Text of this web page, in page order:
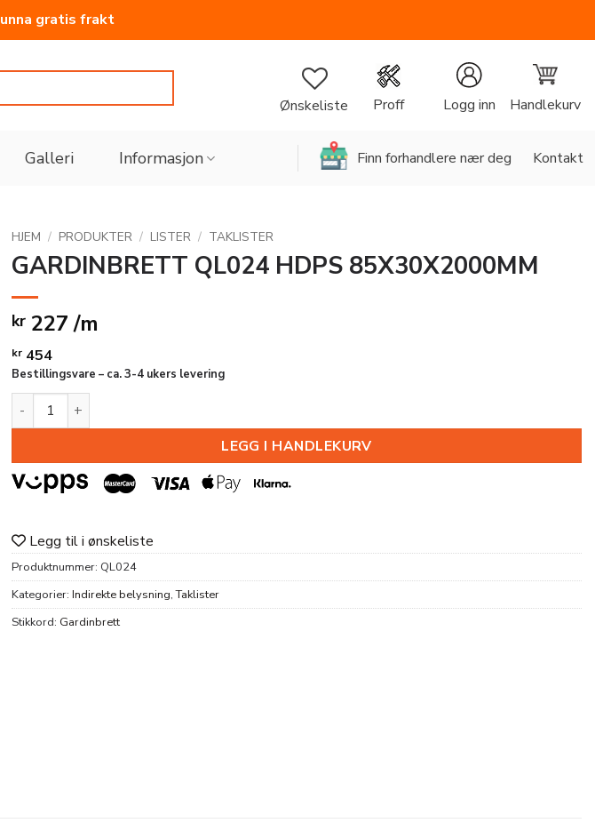
unna gratis frakt
Ønskeliste Proff Logg inn Handlekurv
Galleri Informasjon Finn forhandlere nær deg Kontakt
HJEM / PRODUKTER / LISTER / TAKLISTER
GARDINBRETT QL024 HDPS 85X30X2000MM
kr 227 /m
kr 454
Bestillingsvare – ca. 3-4 ukers levering
GARDINBRETT QL024 HDPS 85X30X2000MM antall
LEGG I HANDLEKURV
Legg til i ønskeliste
Produktnummer: QL024
Kategorier: Indirekte belysning,Taklister
Stikkord: Gardinbrett